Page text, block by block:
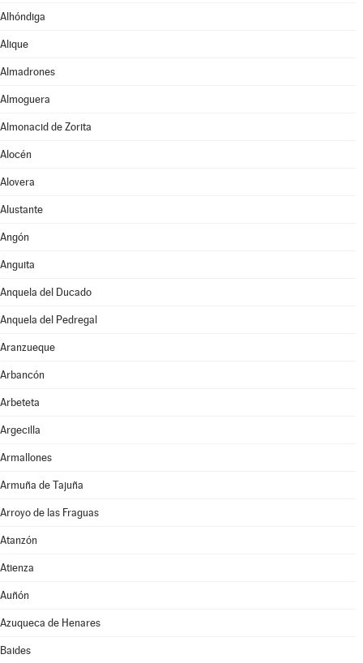
Alhóndiga
Alique
Almadrones
Almoguera
Almonacid de Zorita
Alocén
Alovera
Alustante
Angón
Anguita
Anquela del Ducado
Anquela del Pedregal
Aranzueque
Arbancón
Arbeteta
Argecilla
Armallones
Armuña de Tajuña
Arroyo de las Fraguas
Atanzón
Atienza
Auñón
Azuqueca de Henares
Baides